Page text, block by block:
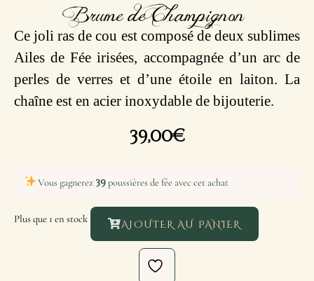
Brume de Champignon
Ce joli ras de cou est composé de deux sublimes
Ailes de Fée irisées, accompagnée d’un arc de
perles de verres et d’une étoile en laiton. La
chaîne est en acier inoxydable de bijouterie.
39,00€
Vous gagnerez 39poussières de fée avec cet achat
Plus que 1 en stock AJOUTER AU PANIER